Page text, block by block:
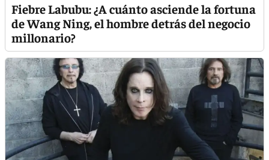
Fiebre Labubu: ¿A cuánto asciende la fortuna
de Wang Ning, el hombre detrás del negocio
millonario?